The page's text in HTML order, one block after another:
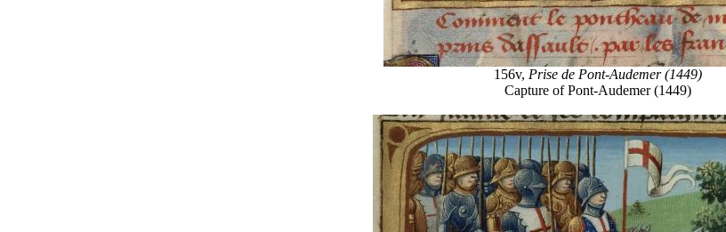
156v, Prise de Pont-Audemer (1449)
Capture of Pont-Audemer (1449)